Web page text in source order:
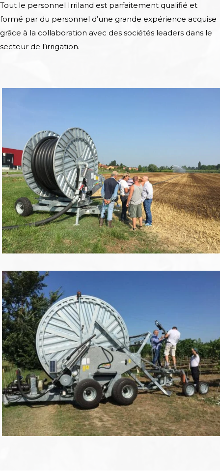
Tout le personnel Irriland est parfaitement qualifié et
formé par du personnel d’une grande expérience acquise
grâce à la collaboration avec des sociétés leaders dans le
secteur de l’irrigation.